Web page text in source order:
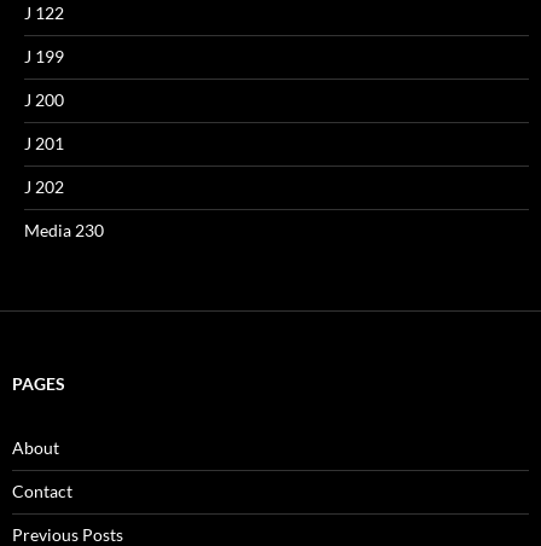
J 122
J 199
J 200
J 201
J 202
Media 230
PAGES
About
Contact
Previous Posts